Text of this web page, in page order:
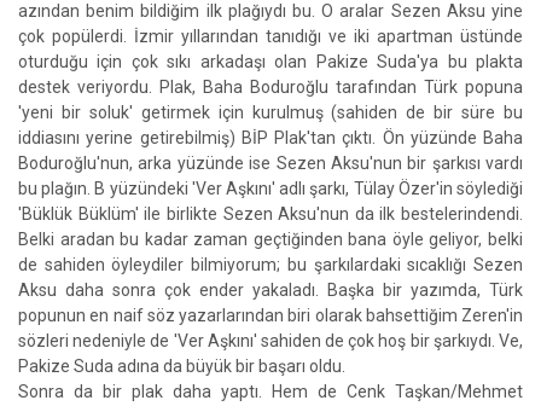
azından benim bildiğim ilk plağıydı bu. O aralar Sezen Aksu yine
çok popülerdi. İzmir yıllarından tanıdığı ve iki apartman üstünde
oturduğu için çok sıkı arkadaşı olan Pakize Suda'ya bu plakta
destek veriyordu. Plak, Baha Boduroğlu tarafından Türk popuna
'yeni bir soluk' getirmek için kurulmuş (sahiden de bir süre bu
iddiasını yerine getirebilmiş) BİP Plak'tan çıktı. Ön yüzünde Baha
Boduroğlu'nun, arka yüzünde ise Sezen Aksu'nun bir şarkısı vardı
bu plağın. B yüzündeki 'Ver Aşkını' adlı şarkı, Tülay Özer'in söylediği
'Büklük Büklüm' ile birlikte Sezen Aksu'nun da ilk bestelerindendi.
Belki aradan bu kadar zaman geçtiğinden bana öyle geliyor, belki
de sahiden öyleydiler bilmiyorum; bu şarkılardaki sıcaklığı Sezen
Aksu daha sonra çok ender yakaladı. Başka bir yazımda, Türk
popunun en naif söz yazarlarından biri olarak bahsettiğim Zeren'in
sözleri nedeniyle de 'Ver Aşkını' sahiden de çok hoş bir şarkıydı. Ve,
Pakize Suda adına da büyük bir başarı oldu.
Sonra da bir plak daha yaptı. Hem de Cenk Taşkan/Mehmet